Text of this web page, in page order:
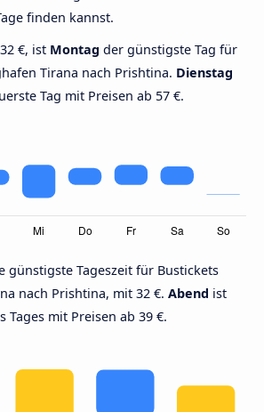
finden kannst.
€, ist Montag der günstigste Tag für
Tirana nach Prishtina. Dienstag
Tag mit Preisen ab 57 €.
günstigste Tageszeit für Bustickets
nach Prishtina, mit 32 €. Abend ist
Tages mit Preisen ab 39 €.